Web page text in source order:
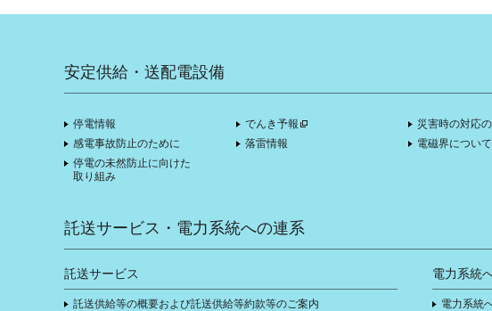
安定供給・送配電設備
停電情報 でんき予報
災害時の対応
感電事故防止のために
落雷情報
電磁界について
停電の未然防止に向けた
取り組み
託送サービス・電力系統への連系
託送サービス
託送供給等の概要および託送供給等約款等のご案内
電力系統
電力系統